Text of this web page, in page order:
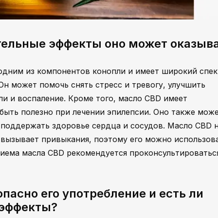
эффекты оно может
из компонентов конопли и имеет широкий
может помочь снять стресс и тревогу, улучшить
и воспаление. Кроме того, масло CBD имеет
полезно при лечении эпилепсии. Оно также
здоровье сердца и сосудов. Масло CBD
привыкания, поэтому его можно
масла CBD рекомендуется
его употребление и есть ли